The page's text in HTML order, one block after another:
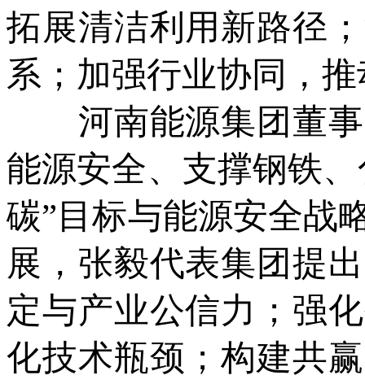
拓展清洁利用新路径
系；加强行业协同，
河南能源集团董事
能源安全、支撑钢铁
碳”目标与能源安全战
展，张毅代表集团提
定与产业公信力；强
化技术瓶颈；构建共